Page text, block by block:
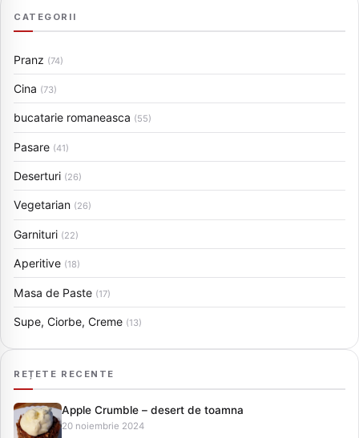
CATEGORII
Pranz (74)
Cina (73)
bucatarie romaneasca (55)
Pasare (41)
Deserturi (26)
Vegetarian (26)
Garnituri (22)
Aperitive (18)
Masa de Paste (17)
Supe, Ciorbe, Creme (13)
REȚETE RECENTE
Apple Crumble – desert de toamna
20 noiembrie 2024